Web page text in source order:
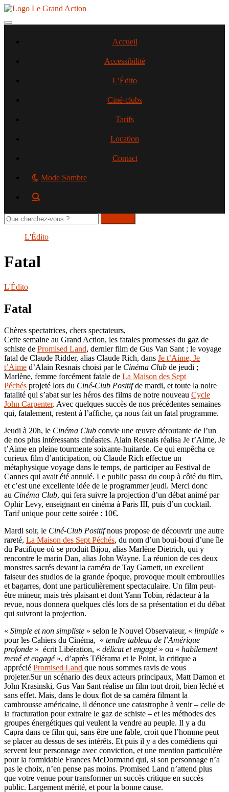
Aller
contenu
Toggle navigation
Accueil
Accessibilité
L’Édito
Ciné-clubs
Tarifs
Location
Contact
Mode Sombre
Rechercher
sur
L'Édito
Fatal
L'Édito
Fatal
Chères spectatrices, chers spectateurs,
Cette semaine au Grand Action, les fatales promesses du gaz de
schiste de Promised Land, dernier film de Gus Van Sant ; le voyage
fatal de Claude Ridder, alias Claude Rich, dans Je t’Aime, Je
t’Aime d’Alain Resnais choisi par le Cinéma Club de jeudi ;
Marlène, femme forcément fatale de La Maison des Sept
Péchés projeté lors du Ciné-Club Positifde mardi, et toute la noire
fatalité qui s’abat sur les héros des films de notre nouveau Cycle
John Carpenter. Avec quelques succès de nos précédentes semaines
qui, fatalement, restent à l’affiche, ça nous fait un fatal programme.
Jeudi à 20h, le Cinéma Club convie une œuvre déroutante de l’un
de nos plus intéressants cinéastes. Alain Resnais réalisa Je t’Aime, Je
t’Aime en pleine tourmente soixante-huitarde. Ce qui empêcha ce
curieux film d’anticipation, où Claude Rich effectue un
métaphysique voyage dans le temps, de participer au Festival de
Cannes qui avait été annulé. Le public passa du coup à côté du film,
et c’est une excellente idée de le programmer jeudi. Merci donc
au Cinéma Club, qui fera suivre la projection d’un débat animé par
Ophir Levy, enseignant en cinéma à Paris III, puis d’un cocktail.
Tarif unique pour cette soirée : 10€.
Mardi soir, le Ciné-Club Positifnous propose de découvrir une autre
rareté, La Maison des Sept Péchés, du nom d’un boui-boui d’une île
du Pacifique où se produit Bijou, alias Marlène Dietrich, qui y
rencontre le marin Dan, alias John Wayne. La réunion de ces deux
monstres sacrés devant la caméra de Tay Garnett, un excellent
faiseur des studios de la grande époque, provoque moult embrouilles
et bagarres, dont une particulièrement spectaculaire. Un film peut-
être mineur, mais très plaisant et dont Yann Tobin, rédacteur à la
revue, nous donnera quelques clés lors de sa présentation et du débat
qui suivront la projection.
« Simple et non simpliste » selon le Nouvel Observateur, « limpide »
pour les Cahiers du Cinéma, « tendre tableau de l’Amérique
profonde » écrit Libération, « délicat et engagé » ou « habilement
mené et engagé », d’après Télérama et le Point, la critique a
apprécié Promised Land que nous sommes ravis de vous
projeter.Sur un scénario des deux acteurs principaux, Matt Damon et
John Krasinski, Gus Van Sant réalise un film tout droit, bien léché et
sans effet. Mais, dans le doux flot de sa caméra filmant la
cambrousse américaine, il dénonce une catastrophe à venir – celle de
la fracturation pour extraire le gaz de schiste – et les méthodes des
groupes énergétiques qui veulent la vendre au peuple. Il y a du
Capra dans ce film qui, sans être une fable, croit que l’homme peut
se placer au dessus de ses intérêts. Et puis il y a des comédiens qui
servent leur personnage avec conviction, et une mention particulière
pour la formidable Frances McDormand qui, si son personnage n’a
pas le choix, n’en pense pas moins. Promised Land n’attend plus
que votre venue pour transformer un succès critique en succès
public. Largement mérité, et pour la bonne cause.